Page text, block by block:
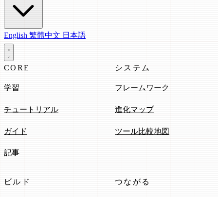
English 繁體中文 日本語
CORE
学習
チュートリアル
ガイド
記事
システム
フレームワーク
進化マップ
ツール比較地図
ビルド つながる